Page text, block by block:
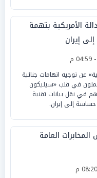
الأمريكية بتهمة
إيران
عن توجيه اتهامات جنائية
في قلب «سيليكون
في نقل بيانات تقنية
حساسة إلى إيران.
العامة